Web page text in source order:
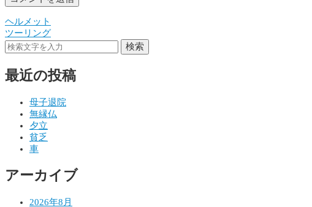
投
稿
ビ
ン
ヘルメット
ツーリング
検索
最近の投稿
母子退院
無縁仏
夕立
貧乏
車
アーカイブ
2026年8月